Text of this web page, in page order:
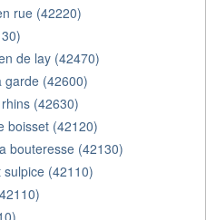
rue (42220)
de lay (42470)
garde (42600)
(42630)
boisset (42120)
bouteresse (42130)
(42110)